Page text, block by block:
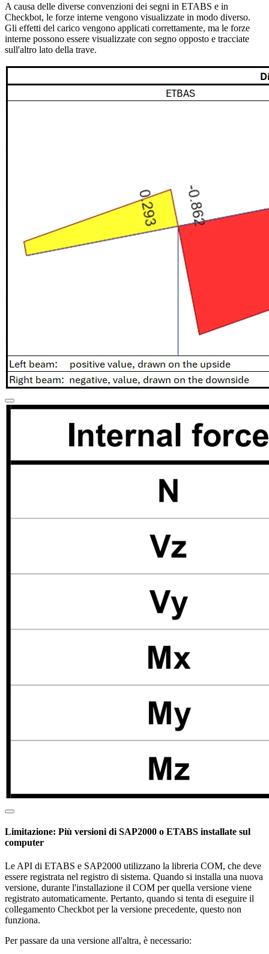
A causa delle diverse convenzioni dei segni in ETABS e in
Checkbot, le forze interne vengono visualizzate in modo diverso.
Gli effetti del carico vengono applicati correttamente, ma le forze
interne possono essere visualizzate con segno opposto e tracciate
sull'altro lato della trave.
Limitazione: Più versioni di SAP2000 o ETABS installate sul
computer
Le API di ETABS e SAP2000 utilizzano la libreria COM, che deve
essere registrata nel registro di sistema. Quando si installa una nuova
versione, durante l'installazione il COM per quella versione viene
registrato automaticamente. Pertanto, quando si tenta di eseguire il
collegamento Checkbot per la versione precedente, questo non
funziona.
Per passare da una versione all'altra, è necessario: